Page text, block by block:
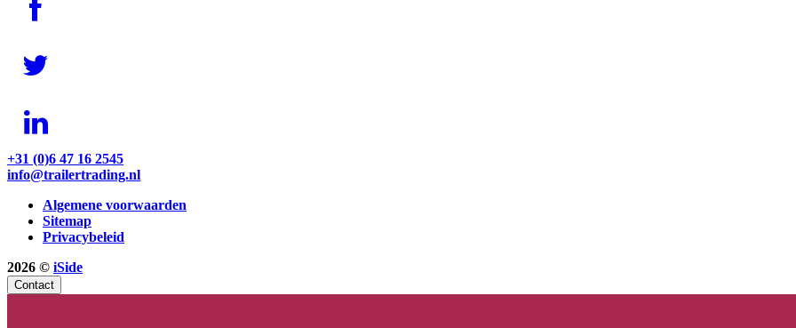
+31 (0)6 47 16 2545
info@trailertrading.nl
Algemene voorwaarden
Sitemap
Privacybeleid
2026 © iSide
Contact